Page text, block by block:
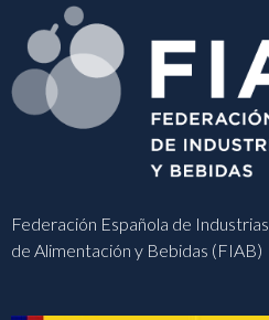
Federación Española de Industrias
de Alimentación y Bebidas (FIAB)